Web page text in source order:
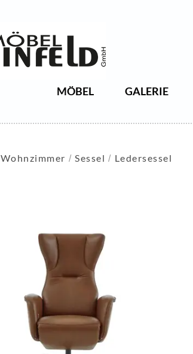
MÖBEL GALERIE
Wohnzimmer Sessel Ledersessel